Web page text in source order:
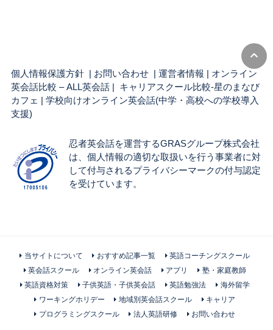
個人情報保護方針| お問い合わせ| 運営者情報
オンライン
英会話比較 – ALL英会話| キャリアスクール比較-星のまなび
カフェ | 学校向けオンライン英会話(中学・高校への学校導入
支援)
忍者英会話を運営するGRASグループ株式会社
は、個人情報の適切な取扱いを行う事業者に対
して付与されるプライバシーマークの付与認定
を受けています。
当サイトについて おすすめ記事一覧
英語コーチングスクール
英会話スクール
オンライン英会話 アプリ
塾・家庭教師
英語資格対策
子供英語・子供英会話 英語勉強法
海外留学
ワーキングホリデー
地域別英会話スクール
キャリア
プログラミングスクール
法人英語研修 お問い合わせ